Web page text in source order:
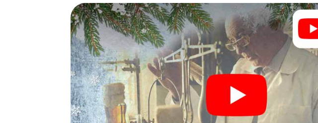
Eine spannende Option für Ihre
Das myCityHunt X-Mas Adventure eignet sich auch hervorragend als
Weihnachtsfeier in Vercelli: So kann eine interaktive Schnitzeljagd das
Programm Ihrer Weihnachtsfeier in Vercelli ergänzen. Und auch ein
Weihnachtsmarkt von Vercelli wird mit dem X-Mas Adventure zu einem
bietet die Smartphone Schnitzeljagd alles was man von einer
Vercelli erwartet: Spaß, Teambuilding und eine stimmungsvolle
Sie Ihren Kollegen also einen unvergesslichen Ausklang des Jahres und
Adventure als Programmpunkt Ihrer Weihnachtsfeier in Vercelli ein!